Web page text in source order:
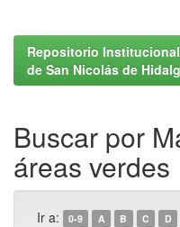
Repositorio
de San Nicolás de
Buscar por
áreas verdes
Ir a: 0-9 A B C D